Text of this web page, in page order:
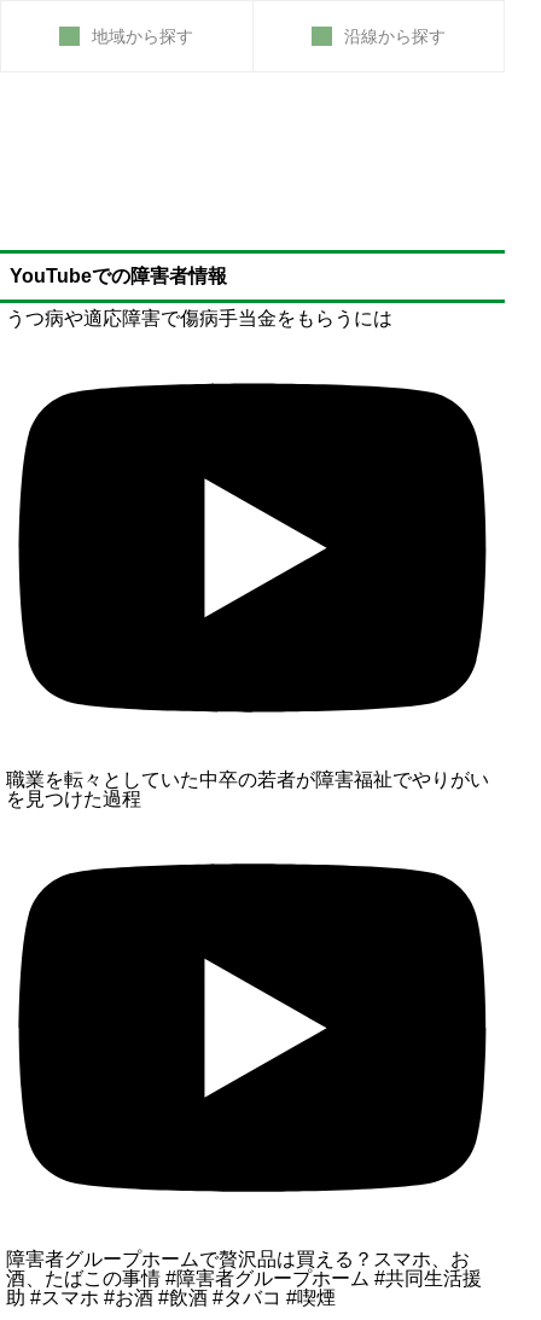
地域から探す 沿線から探す
YouTubeでの障害者情報
うつ病や適応障害で傷病手当金をもらうには
職業を転々としていた中卒の若者が障害福祉でやりがい
を見つけた過程
障害者グループホームで贅沢品は買える？スマホ、お
酒、たばこの事情 #障害者グループホーム #共同生活援
助 #スマホ #お酒 #飲酒 #タバコ #喫煙